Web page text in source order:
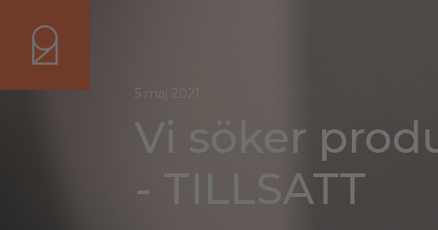
5 maj 2021
Vi söker
- TILLSATT